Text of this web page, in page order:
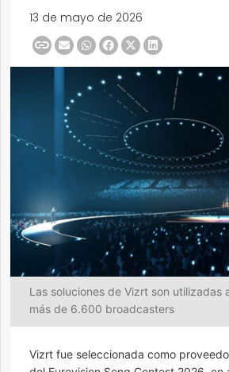
13 de mayo de 2026
Las soluciones de Vizrt son utilizadas
más de 6.600 broadcasters
Vizrt fue seleccionada como